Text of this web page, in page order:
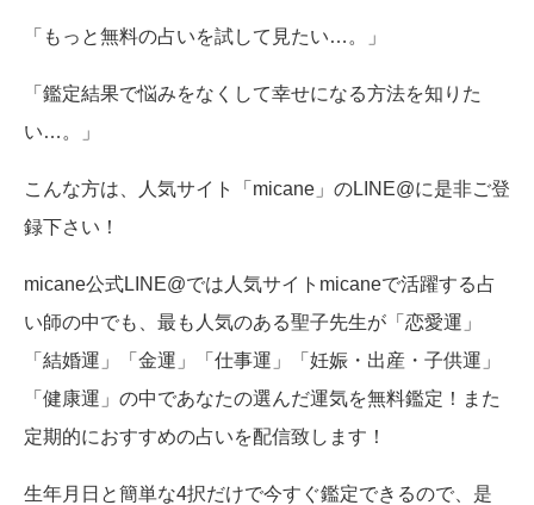
「もっと無料の占いを試して見たい…。」
「鑑定結果で悩みをなくして幸せになる方法を知りた
い…。」
こんな方は、人気サイト「micane」のLINE@に是非ご登
録下さい！
micane公式LINE@では人気サイトmicaneで活躍する占
い師の中でも、最も人気のある聖子先生が「恋愛運」
「結婚運」「金運」「仕事運」「妊娠・出産・子供運」
「健康運」の中であなたの選んだ運気を無料鑑定！また
定期的におすすめの占いを配信致します！
生年月日と簡単な4択だけで今すぐ鑑定できるので、是